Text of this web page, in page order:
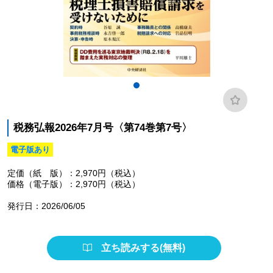
税務弘報2026年7月号〈第74巻第7号〉
電子版あり
定価（紙 版）：2,970円（税込）
価格（電子版）：2,970円（税込）
発行日：2026/06/05
立ち読みする(無料)